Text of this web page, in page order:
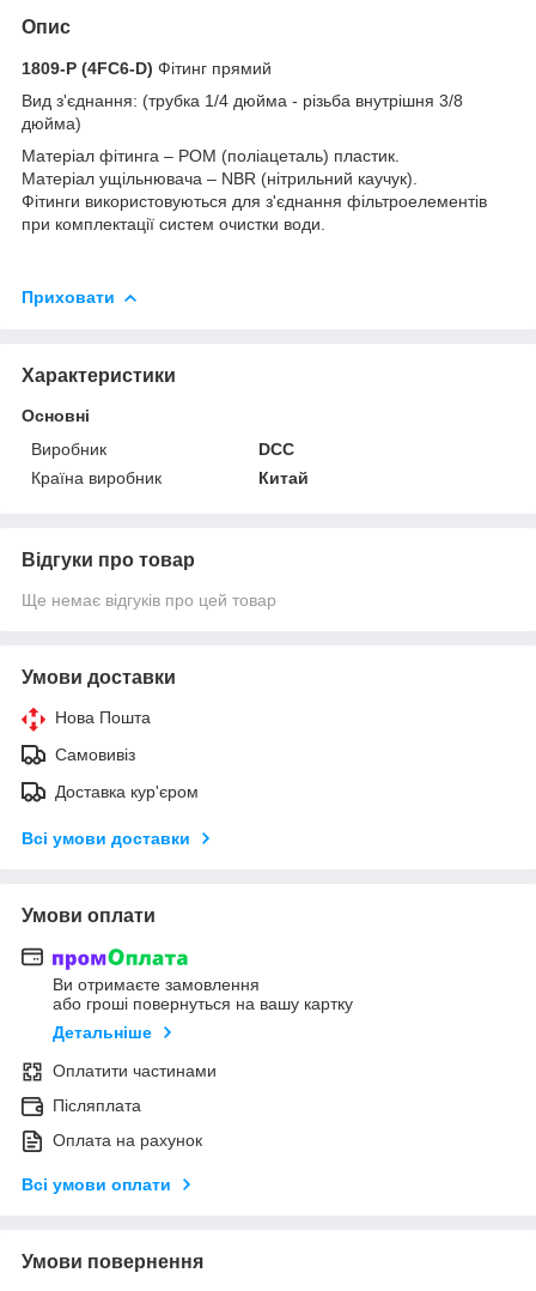
Опис
1809-P (4FC6-D) Фітинг прямий
Вид з'єднання: (трубка 1/4 дюйма - різьба внутрішня 3/8
дюйма)
Матеріал фітинга – POM (поліацеталь) пластик.
Матеріал ущільнювача – NBR (нітрильний каучук).
Фітинги використовуються для з'єднання фільтроелементів
при комплектації систем очистки води.
Приховати
Характеристики
Основні
Виробник
DCC
Країна виробник
Китай
Відгуки про товар
Ще немає відгуків про цей товар
Умови доставки
Нова Пошта
Самовивіз
Доставка кур'єром
Всі умови доставки
Умови оплати
Ви отримаєте замовлення
або гроші повернуться на вашу картку
Детальніше
Оплатити частинами
Післяплата
Оплата на рахунок
Всі умови оплати
Умови повернення